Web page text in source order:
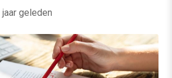
jaar geleden